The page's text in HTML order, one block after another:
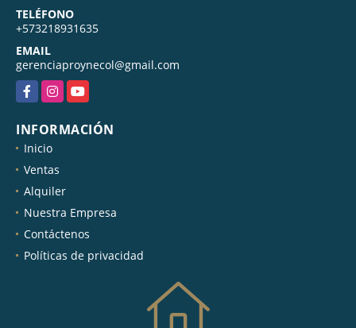
TELÉFONO
+573218931635
EMAIL
gerenciaproynecol@gmail.com
FacebookInstagramYouTube
INFORMACIÓN
Inicio
Ventas
Alquiler
Nuestra Empresa
Contáctenos
Políticas de privacidad